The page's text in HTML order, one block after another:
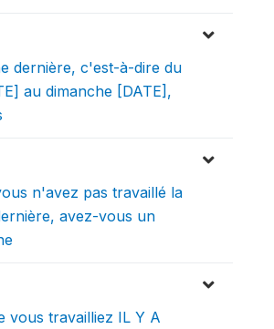
dernière, c'est-à-dire du
au dimanche [DATE],
n'avez pas travaillé la
avez-vous un
vous travailliez IL Y A